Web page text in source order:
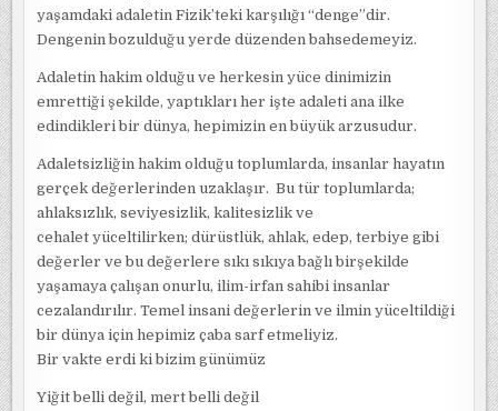
yaşamdaki adaletin Fizik’teki karşılığı “denge”dir.
Dengenin bozulduğu yerde düzenden bahsedemeyiz.
Adaletin hakim olduğu ve herkesin yüce dinimizin
emrettiği şekilde, yaptıkları her işte adaleti ana ilke
edindikleri bir dünya, hepimizin en büyük arzusudur.
Adaletsizliğin hakim olduğu toplumlarda, insanlar hayatın
gerçek değerlerinden uzaklaşır. Bu tür toplumlarda;
ahlaksızlık, seviyesizlik, kalitesizlik ve
cehalet yüceltilirken; dürüstlük, ahlak, edep, terbiye gibi
değerler ve bu değerlere sıkı sıkıya bağlı birşekilde
yaşamaya çalışan onurlu, ilim-irfan sahibi insanlar
cezalandırılır. Temel insani değerlerin ve ilmin yüceltildiği
bir dünya için hepimiz çaba sarf etmeliyiz.
Bir vakte erdi ki bizim günümüz
Yiğit belli değil, mert belli değil